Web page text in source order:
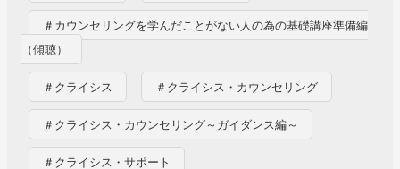
＃カウンセリングを学んだことがない人の為の基礎講座準備編
（傾聴）
＃クライシス ＃クライシス・カウンセリング
＃クライシス・カウンセリング～ガイダンス編～
＃クライシス・サポート